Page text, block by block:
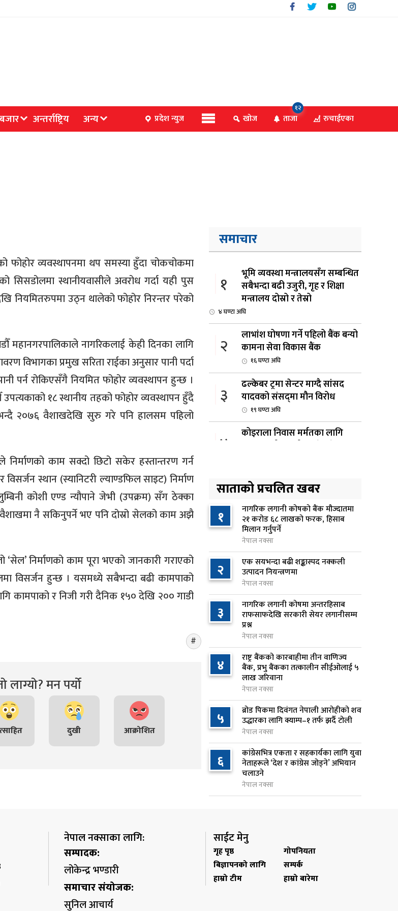
बजार अन्तर्राष्ट्रिय अन्य प्रदेश न्युज खोज ताजा
१२
रुचाईएका
फोहोर व्यवस्थापनमा थप समस्या हुँदा चोकचोकमा
सिसडोलमा स्थानीयवासीले अवरोध गर्दा यही पुस
नियमितरुपमा उठ्न थालेको फोहोर निरन्तर परेको
महानगरपालिकाले नागरिकलाई केही दिनका लागि
विभागका प्रमुख सरिता राईका अनुसार पानी पर्दा
पर्न रोकिएसँगै नियमित फोहोर व्यवस्थापन हुन्छ ।
१८ स्थानीय तहको फोहोर व्यवस्थापन हुँदै
भन्दै २०७६ वैशाखदेखि सुरु गरे पनि हालसम पहिलो
निर्माणको काम सक्दो छिटो सकेर हस्तान्तरण गर्न
स्थान (स्यानिटरी ल्याण्डफिल साइट) निर्माण
कोशी एण्ड न्यौपाने जेभी (उपक्रम) सँग ठेक्का
नै सकिनुपर्ने भए पनि दोस्रो सेलको काम अझै
निर्माणको काम पूरा भएको जानकारी गराएको
विसर्जन हुन्छ । यसमध्ये सबैभन्दा बढी कामपाको
कामपाको र निजी गरी दैनिक १५० देखि २०० गाडी
मन पर्यो
दुखी आक्रोशित
समाचार
१
भूमि व्यवस्था मन्त्रालयसँग सम्बन्धित
सबैभन्दा बढी उजुरी, गृह र शिक्षा
मन्त्रालय दोस्रो र तेस्रो
४ घण्टा अघि
२
लाभांश घोषणा गर्ने पहिलो बैंक बन्यो
कामना सेवा विकास बैंक
१६ घण्टा अघि
३
ढल्केबर ट्रमा सेन्टर माग्दै सांसद
यादवको संसद्‌मा मौन विरोध
१९ घण्टा अघि
४
कोइराला निवास मर्मतका लागि
५
रूकुम पश्चिममा प्रहरीको गाडीले
मोटरसाइकललाई ठक्कर दिँदा
किशोरको मृत्यु
२१ घण्टा अघि
६
प्रतिनिधिसभा बैठक बस्दै , पाँच
विधेयक र प्रतिवेदन प्रस्तुत हुने
२१ घण्टा अघि
७
आज बस्ने भनिएको राष्ट्रिय सभाको
बैठक बुधबारका लागि सर्‍यो
२१ घण्टा अघि
८
वीरगञ्जमा ट्यांकरको सिल खोलेर तेल
निकाल्ने सात जना रंगेहात पक्राउ
२२ घण्टा अघि
९
जन्मसिद्ध नागरिकता कडा बनाउने
ट्रम्पको नयाँ प्रयास, दुई कार्यकारी
आदेश जारी
२२ घण्टा अघि
१०
राप्रपाको निर्णय: बागमती प्रदेश
सरकारमा सहभागी नहुने
साताको प्रचलित खबर
१ नागरिक लगानी कोषको बैंक मौज्दातमा
२१ करोड ६८ लाखको फरक, हिसाब
मिलान गर्नुपर्ने
नेपाल नक्सा
२ एक सयभन्दा बढी शङ्कास्पद नक्कली
उत्पादन नियन्त्रणमा
नेपाल नक्सा
३ नागरिक लगानी कोषमा अन्तरहिसाब
राफसाफदेखि सरकारी सेयर लगानीसम्म
प्रश्न
नेपाल नक्सा
४ राष्ट्र बैंकको कारबाहीमा तीन वाणिज्य
बैंक, प्रभु बैंकका तत्कालीन सीईओलाई ५
लाख जरिवाना
नेपाल नक्सा
५ ब्रोड पिकमा दिवंगत नेपाली आरोहीको शव
उद्धारका लागि क्याम्प–१ तर्फ झर्दै टोली
नेपाल नक्सा
६ कांग्रेसभित्र एकता र सहकार्यका लागि युवा
नेताहरूले ‘देश र कांग्रेस जोड्ने’ अभियान
चलाउने
नेपाल नक्सा
नेपाल नक्साका लागि:
सम्पादक:
लोकेन्द्र भण्डारी
समाचार संयोजक:
सुनिल आचार्य
साईट मेनु
गृह पृष्ठ
गोपनियता
बिज्ञापनको लागि
सम्पर्क
हाम्रो टीम
हाम्रो बारेमा